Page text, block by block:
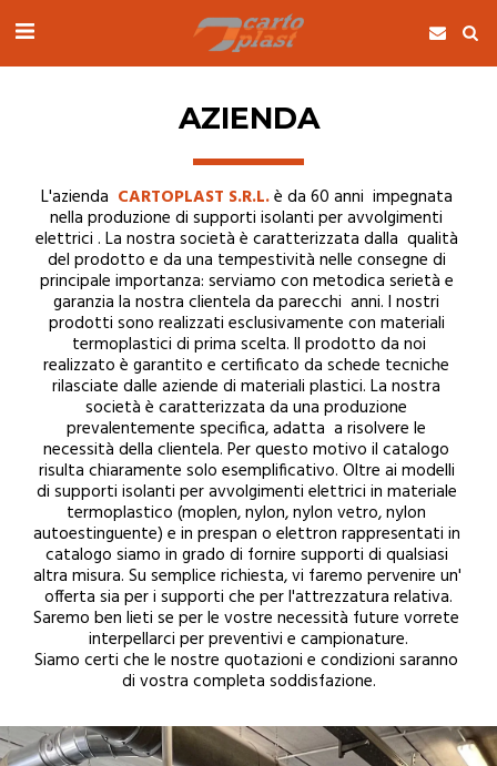
AZIENDA
L'azienda CARTOPLAST S.R.L. è da 60 anni  impegnata
nella produzione di supporti isolanti per avvolgimenti
elettrici . La nostra società è caratterizzata dalla  qualità
del prodotto e da una tempestività nelle consegne di
principale importanza: serviamo con metodica serietà e
garanzia la nostra clientela da parecchi  anni. I nostri
prodotti sono realizzati esclusivamente con materiali
termoplastici di prima scelta. Il prodotto da noi
realizzato è garantito e certificato da schede tecniche
rilasciate dalle aziende di materiali plastici. La nostra
società è caratterizzata da una produzione
prevalentemente specifica, adatta  a risolvere le
necessità della clientela. Per questo motivo il catalogo
risulta chiaramente solo esemplificativo. Oltre ai modelli
di supporti isolanti per avvolgimenti elettrici in materiale
termoplastico (moplen, nylon, nylon vetro, nylon
autoestinguente) e in prespan o elettron rappresentati in
catalogo siamo in grado di fornire supporti di qualsiasi
altra misura. Su semplice richiesta, vi faremo pervenire un'
offerta sia per i supporti che per l'attrezzatura relativa.
Saremo ben lieti se per le vostre necessità future vorrete
interpellarci per preventivi e campionature.
Siamo certi che le nostre quotazioni e condizioni saranno
di vostra completa soddisfazione.